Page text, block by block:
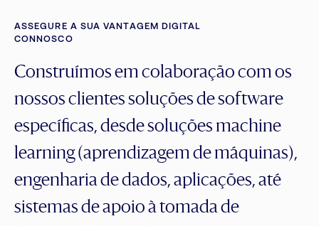
ASSEGURE A SUA VANTAGEM DIGITAL
CONNOSCO
Construímos em colaboração com os
nossos clientes soluções de software
específicas, desde soluções machine
learning (aprendizagem de máquinas),
engenharia de dados, aplicações, até
sistemas de apoio à tomada de